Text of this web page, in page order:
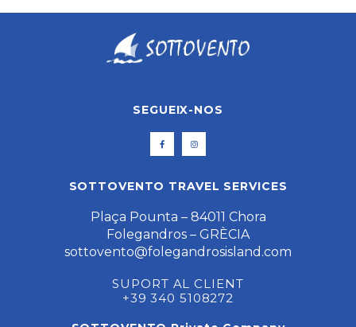
SEGUEIX-NOS
SOTTOVENTO TRAVEL SERVICES
Plaça Pounta – 84011 Chora
Folegandros – GRÈCIA
sottovento@folegandrosisland.com
SUPORT AL CLIENT
+39 340 5108272